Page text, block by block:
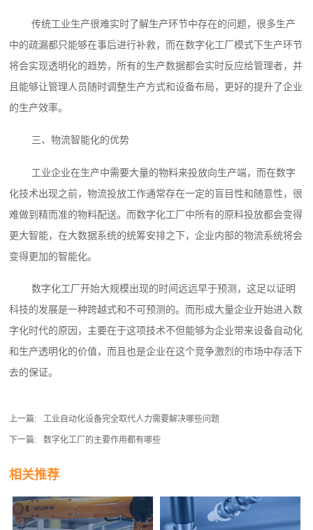
传统工业生产很难实时了解生产环节中存在的问题，很多生产
中的疏漏都只能够在事后进行补救，而在数字化工厂模式下生产环节
将会实现透明化的趋势，所有的生产数据都会实时反应给管理者，并
且能够让管理人员随时调整生产方式和设备布局，更好的提升了企业
的生产效率。
三、物流智能化的优势
工业企业在生产中需要大量的物料来投放向生产端，而在数字
化技术出现之前，物流投放工作通常存在一定的盲目性和随意性，很
难做到精而准的物料配送。而数字化工厂中所有的原料投放都会变得
更大智能，在大数据系统的统筹安排之下，企业内部的物流系统将会
变得更加的智能化。
数字化工厂开始大规模出现的时间远远早于预测，这足以证明
科技的发展是一种跨越式和不可预测的。而形成大量企业开始进入数
字化时代的原因，主要在于这项技术不但能够为企业带来设备自动化
和生产透明化的价值，而且也是企业在这个竞争激烈的市场中存活下
去的保证。
上一篇: 工业自动化设备完全取代人力需要解决哪些问题
下一篇: 数字化工厂的主要作用都有哪些
相关推荐